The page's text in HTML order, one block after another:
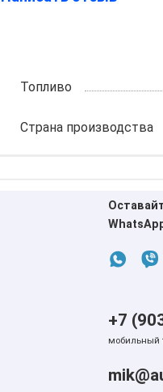
Топливо
Страна производства
+7
мобильный